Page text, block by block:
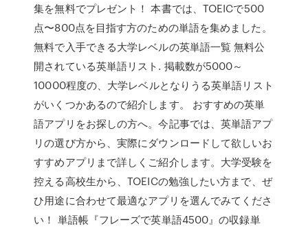
集を無料でプレゼント！ 本書では、TOEICで500
点〜800点を目指す方のための単語を集めました。
無料で入手できる大学レベルの英単語一覧 無料公
開されている英単語リスト. 掲載数が5000～
10000程度の、大学レベルとなりうる英単語リスト
がいくつかあるので紹介します。 おすすめの英単
語アプリをお探しの方へ。今記事では、英単語アプ
リの選び方から、実際にダウンロードして欲しいお
すすめアプリまで詳しくご紹介します。大学受験を
控える高校生から、TOEICの勉強したい方まで、ぜ
ひ用途に合わせて最適なアプリを選んでみてくださ
い！ 単語帳『フレーズで英単語4500』の収録単